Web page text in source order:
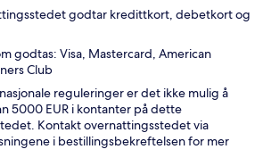
godtar kredittkort, debetkort og
godtas: Visa, Mastercard, American
Club
reguleringer er det ikke mulig å
5000 EUR i kontanter på dette
Kontakt overnattingsstedet via
i bestillingsbekreftelsen for mer